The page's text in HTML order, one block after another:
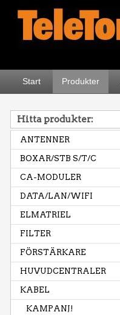
Start Produkter
Hitta produkter:
ANTENNER
BOXAR/STB S/T/C
CA-MODULER
DATA/LAN/WIFI
ELMATRIEL
FILTER
FÖRSTÄRKARE
HUVUDCENTRALER
KABEL
KAMPANJ!